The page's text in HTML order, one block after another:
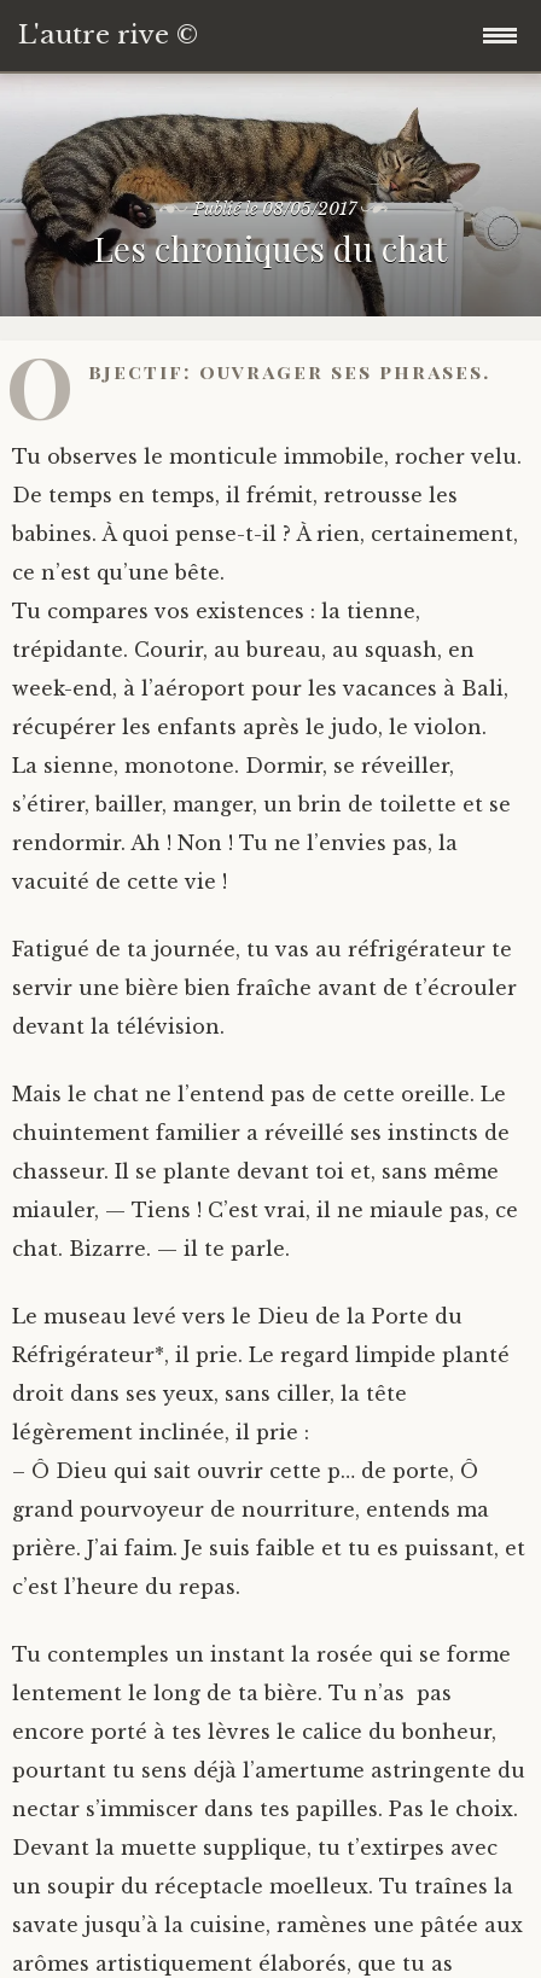
L'autre rive ©
contenu
principal
Tout public
Pas pour enfants
Pour enfants
Poèmes
Discussions
Publié le08/05/2017
Les chroniques du chat
O bjectif: ouvrager ses phrases.
Tu observes le monticule immobile, rocher velu.
De temps en temps, il frémit, retrousse les
babines. À quoi pense-t-il ? À rien, certainement,
ce n’est qu’une bête.
Tu compares vos existences : la tienne,
trépidante. Courir, au bureau, au squash, en
week-end, à l’aéroport pour les vacances à Bali,
récupérer les enfants après le judo, le violon.
La sienne, monotone. Dormir, se réveiller,
s’étirer, bailler, manger, un brin de toilette et se
rendormir. Ah ! Non ! Tu ne l’envies pas, la
vacuité de cette vie !
Fatigué de ta journée, tu vas au réfrigérateur te
servir une bière bien fraîche avant de t’écrouler
devant la télévision.
Mais le chat ne l’entend pas de cette oreille. Le
chuintement familier a réveillé ses instincts de
chasseur. Il se plante devant toi et, sans même
miauler, — Tiens ! C’est vrai, il ne miaule pas, ce
chat. Bizarre. — il te parle.
Le museau levé vers le Dieu de la Porte du
Réfrigérateur*, il prie. Le regard limpide planté
droit dans ses yeux, sans ciller, la tête
légèrement inclinée, il prie :
– Ô Dieu qui sait ouvrir cette p… de porte, Ô
grand pourvoyeur de nourriture, entends ma
prière. J’ai faim. Je suis faible et tu es puissant, et
c’est l’heure du repas.
Tu contemples un instant la rosée qui se forme
lentement le long de ta bière. Tu n’as pas
encore porté à tes lèvres le calice du bonheur,
pourtant tu sens déjà l’amertume astringente du
nectar s’immiscer dans tes papilles. Pas le choix.
Devant la muette supplique, tu t’extirpes avec
un soupir du réceptacle moelleux. Tu traînes la
savate jusqu’à la cuisine, ramènes une pâtée aux
arômes artistiquement élaborés, que tu as